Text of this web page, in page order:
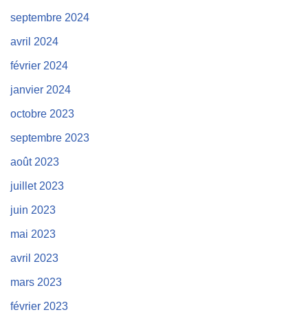
septembre 2024
avril 2024
février 2024
janvier 2024
octobre 2023
septembre 2023
août 2023
juillet 2023
juin 2023
mai 2023
avril 2023
mars 2023
février 2023